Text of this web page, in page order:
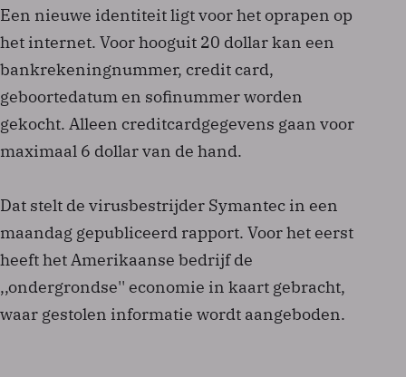
Een nieuwe identiteit ligt voor het oprapen op
het internet. Voor hooguit 20 dollar kan een
bankrekeningnummer, credit card,
geboortedatum en sofinummer worden
gekocht. Alleen creditcardgegevens gaan voor
maximaal 6 dollar van de hand.
Dat stelt de virusbestrijder Symantec in een
maandag gepubliceerd rapport. Voor het eerst
heeft het Amerikaanse bedrijf de
,,ondergrondse'' economie in kaart gebracht,
waar gestolen informatie wordt aangeboden.